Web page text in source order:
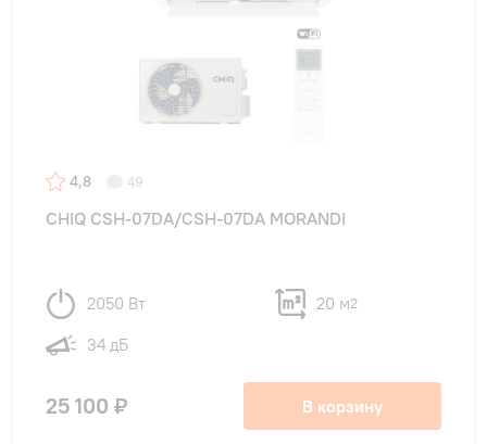
4,8 49
CHIQ CSH-07DA/CSH-07DA MORANDI
2050 Вт 20 м2
34 дБ
25 100 ₽ В корзину